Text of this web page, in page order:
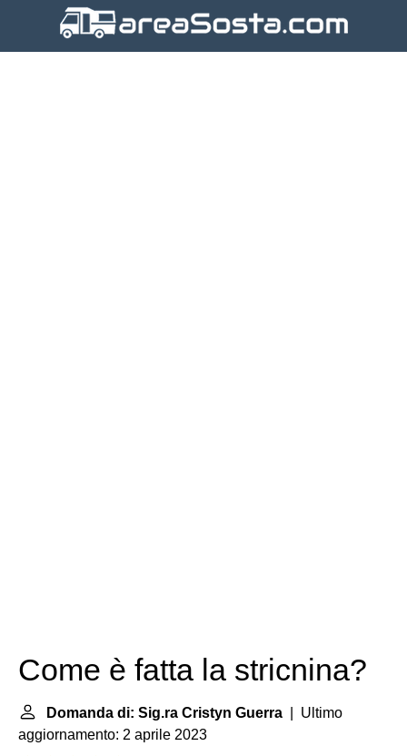
Come è fatta la stricnina?
Domanda di: Sig.ra Cristyn Guerra | Ultimo
aggiornamento: 2 aprile 2023